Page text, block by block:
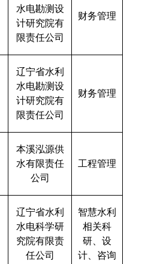
水电勘测设
计研究院有
限责任公司
财务管理
辽宁省水利
水电勘测设
计研究院有
限责任公司
财务管理
本溪泓源供
水有限责任
公司
工程管理
辽宁省水利
水电科学研
究院有限责
任公司
智慧水利
相关科
研、设
计、咨询